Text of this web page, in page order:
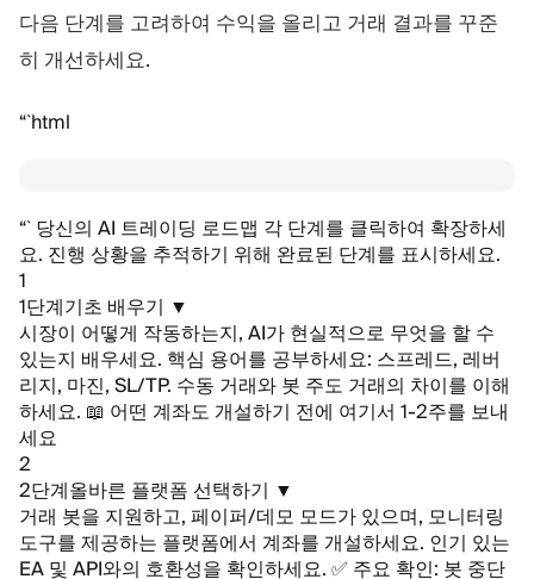
다음 단계를 고려하여 수익을 올리고 거래 결과를 꾸준
히 개선하세요.
“`html
“` 당신의 AI 트레이딩 로드맵 각 단계를 클릭하여 확장하세
요. 진행 상황을 추적하기 위해 완료된 단계를 표시하세요.
1
1단계기초 배우기 ▼
시장이 어떻게 작동하는지, AI가 현실적으로 무엇을 할 수
있는지 배우세요. 핵심 용어를 공부하세요: 스프레드, 레버
리지, 마진, SL/TP. 수동 거래와 봇 주도 거래의 차이를 이해
하세요. 📖 어떤 계좌도 개설하기 전에 여기서 1-2주를 보내
세요
2
2단계올바른 플랫폼 선택하기 ▼
거래 봇을 지원하고, 페이퍼/데모 모드가 있으며, 모니터링
도구를 제공하는 플랫폼에서 계좌를 개설하세요. 인기 있는
EA 및 API와의 호환성을 확인하세요. ✅ 주요 확인: 봇 중단